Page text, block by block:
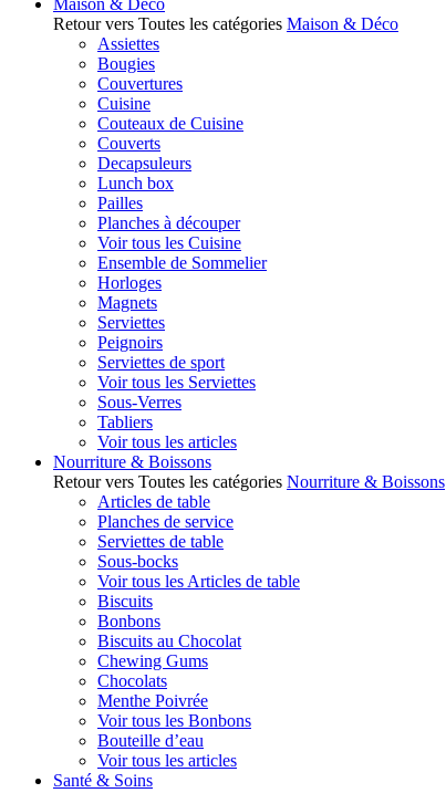
Maison & Déco
Retour vers Toutes les catégories Maison & Déco
Assiettes
Bougies
Couvertures
Cuisine
Couteaux de Cuisine
Couverts
Decapsuleurs
Lunch box
Pailles
Planches à découper
Voir tous les Cuisine
Ensemble de Sommelier
Horloges
Magnets
Serviettes
Peignoirs
Serviettes de sport
Voir tous les Serviettes
Sous-Verres
Tabliers
Voir tous les articles
Nourriture & Boissons
Retour vers Toutes les catégories Nourriture & Boissons
Articles de table
Planches de service
Serviettes de table
Sous-bocks
Voir tous les Articles de table
Biscuits
Bonbons
Biscuits au Chocolat
Chewing Gums
Chocolats
Menthe Poivrée
Voir tous les Bonbons
Bouteille d’eau
Voir tous les articles
Santé & Soins